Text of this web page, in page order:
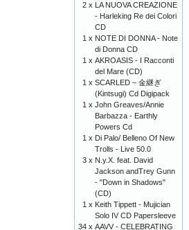
2 x LA NUOVA CREAZIONE
- Harleking Re dei Colori
CD
1 x NOTE DI DONNA - Note
di Donna CD
1 x AKROASIS - I Racconti
del Mare (CD)
1 x SCARLED – 金継ぎ
(Kintsugi) Cd Digipack
1 x John Greaves/Annie
Barbazza - Earthly
Powers Cd
1 x Di Palo/ Belleno Of New
Trolls - Live 50.0
3 x N.y.X. feat. David
Jackson andTrey Gunn
- "Down in Shadows"
(CD)
1 x Keith Tippett - Mujician
Solo IV CD Papersleeve
34 x AAVV - CELEBRATING